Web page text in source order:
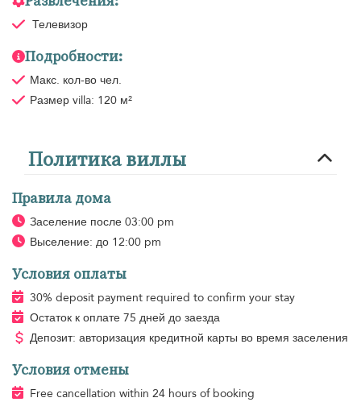
Телевизор
Подробности:
Макс. кол-во чел.
Размер villa: 120 м²
Политика виллы
Правила дома
Заселение после 03:00 pm
Выселение: до 12:00 pm
Условия оплаты
30% deposit payment required to confirm your stay
Остаток к оплате 75 дней до заезда
Депозит: авторизация кредитной карты во время заселения
Условия отмены
Free cancellation within 24 hours of booking